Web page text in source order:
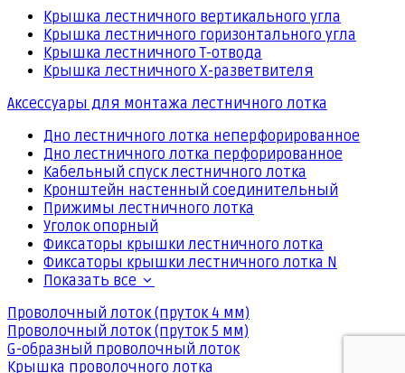
Крышка лестничного вертикального угла
Крышка лестничного горизонтального угла
Крышка лестничного Т-отвода
Крышка лестничного Х-разветвителя
Аксессуары для монтажа лестничного лотка
Дно лестничного лотка неперфорированное
Дно лестничного лотка перфорированное
Кабельный спуск лестничного лотка
Кронштейн настенный соединительный
Прижимы лестничного лотка
Уголок опорный
Фиксаторы крышки лестничного лотка
Фиксаторы крышки лестничного лотка N
Показать все
Проволочный лоток (пруток 4 мм)
Проволочный лоток (пруток 5 мм)
G-образный проволочный лоток
Крышка проволочного лотка